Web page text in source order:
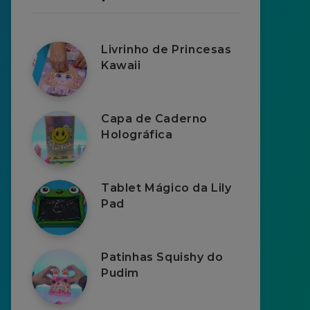
Livrinho de Princesas
Kawaii
Capa de Caderno
Holográfica
Tablet Mágico da Lily
Pad
Patinhas Squishy do
Pudim